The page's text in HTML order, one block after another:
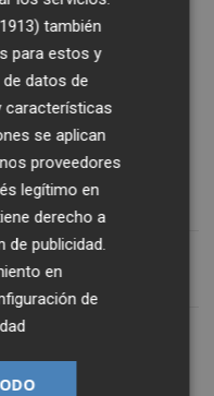
(Alicante) y la
de Martos
la colaboración
Disber y
de Origen
también
para estos y
datos de
características
se aplican
proveedores
legítimo en
derecho a
de publicidad
en
de